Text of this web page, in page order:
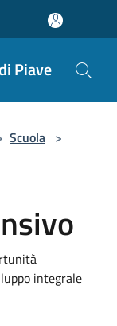
Piave
Scuola >
integrale